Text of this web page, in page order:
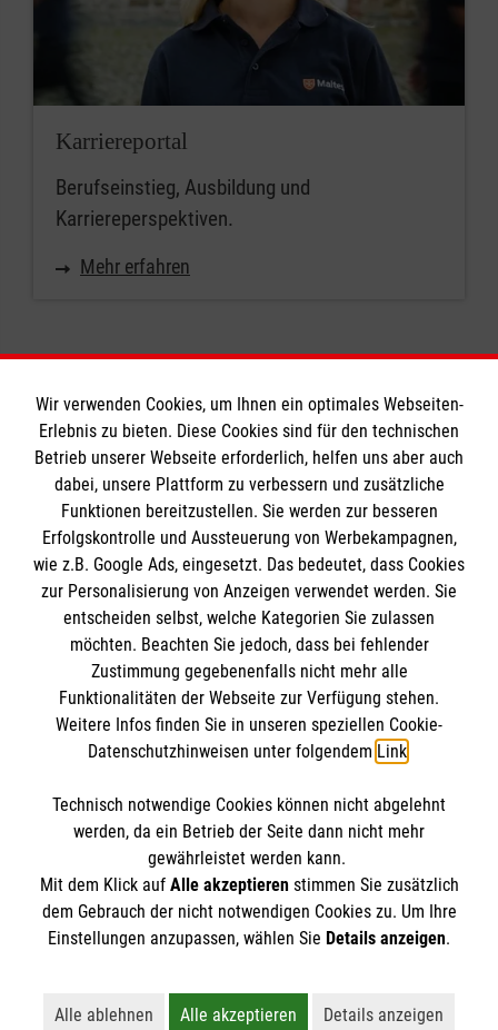
Karriereportal
Berufseinstieg, Ausbildung und
Karriereperspektiven.
Mehr erfahren
Informationen
Impressum
Datenschutz
Kontakt
Die Malteser
Malteser in Deutschland
Malteserorden
Sharepoint
Spendenkonto
Drensteinfurt
Bank: Pax-Bank
IBAN: DE26370601201201214080
BIC / S.W.I.F.T.: GENODED1PA7
So finden Sie uns
Sendenhorster Straße 6
48317 Drensteinfurt
Email:info.drensteinfurt@malteser.org
Der Malteser Hilfsdienst e.V. ist als eingetragene
Gewerbesteuer befreit.
Wir verwenden Cookies, um Ihnen ein optimales Webseiten-
Erlebnis zu bieten. Diese Cookies sind für den technischen
Betrieb unserer Webseite erforderlich, helfen uns aber auch
dabei, unsere Plattform zu verbessern und zusätzliche
Funktionen bereitzustellen. Sie werden zur besseren
Erfolgskontrolle und Aussteuerung von Werbekampagnen,
wie z.B. Google Ads, eingesetzt. Das bedeutet, dass Cookies
zur Personalisierung von Anzeigen verwendet werden. Sie
entscheiden selbst, welche Kategorien Sie zulassen
möchten. Beachten Sie jedoch, dass bei fehlender
Zustimmung gegebenenfalls nicht mehr alle
Funktionalitäten der Webseite zur Verfügung stehen.
Weitere Infos finden Sie in unseren speziellen Cookie-
Datenschutzhinweisen unter folgendem Link.
Technisch notwendige Cookies können nicht abgelehnt
werden, da ein Betrieb der Seite dann nicht mehr
gewährleistet werden kann.
Mit dem Klick auf Alle akzeptierenstimmen Sie zusätzlich
dem Gebrauch der nicht notwendigen Cookies zu. Um Ihre
Einstellungen anzupassen, wählen Sie Details anzeigen.
Alle ablehnen
Alle akzeptieren
Details anzeigen